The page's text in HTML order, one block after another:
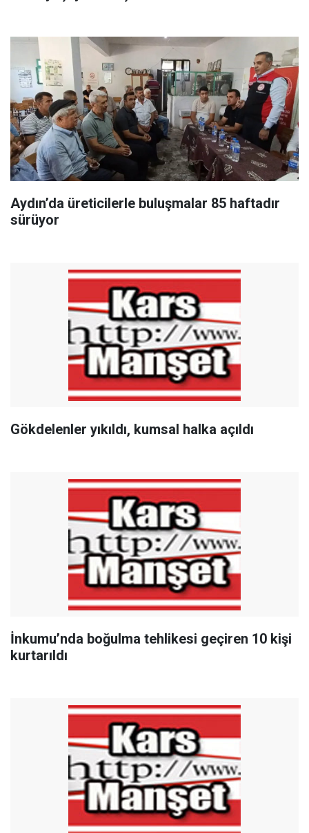
Aydın’da üreticilerle buluşmalar 85 haftadır
sürüyor
Gökdelenler yıkıldı, kumsal halka açıldı
İnkumu’nda boğulma tehlikesi geçiren 10 kişi
kurtarıldı